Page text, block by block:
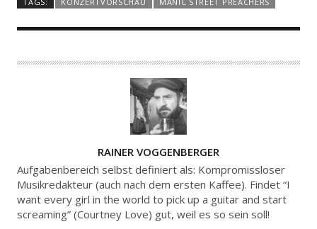
U
T
O
R
RAINER VOGGENBERGER
Aufgabenbereich selbst definiert als: Kompromissloser
Musikredakteur (auch nach dem ersten Kaffee). Findet “I
want every girl in the world to pick up a guitar and start
screaming” (Courtney Love) gut, weil es so sein soll!